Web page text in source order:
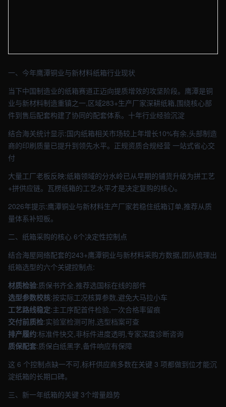
一、今年鹰潭铜业与新材料纸箱行业现状
当下中国制造业的纸箱赛道正迈向提质增效的攻坚阶段。鹰潭是铜
业与新材料制造重镇之一,区域283+生产厂家深耕纸箱,围绕核心部
件到售后配套构建了协同的配套体系。十年行业经验沉淀
结合海关统计显示:国内纸箱相关市场较上年增长10%有余,头部制造
商的印刷质量已提升到领先水平。正规资质合规经营 一站式省心交
付
大量工厂老板反映:纸箱领域的分水岭已从早期的铺货升级为拼工艺
+拼供应链。瓦楞纸箱的工艺水平才是决定复购的核心。
2026年提示:鹰潭铜业与新材料生产厂家若稳住纸箱订单,推荐从质
量体系补短板。
二、纸箱采购的核心 6个决定性控制点
结合海屋网络配套的243+鹰潭铜业与新材料采购方数据,团队梳理出
纸箱选型的六个关键控制点:
材质检验:质保书齐全,推荐选国标在线的部件
选型参数校核:按实际工况核算参数,避免大马拉小车
工艺路线稳定:主工序配首件检验,一次合格率留痕
交付前质检:实验室检测可附,选型档案可查
排产履约:标准件快交,非标件进度透明,专家深度诊断咨询
质保配套:质保白纸黑字,备件响应有保障
这 6 个控制点缺一不可,标杆供应商多数在关键 3 项都做到位才能沉
淀纸箱的长期口碑。
三、新一年纸箱的关键 3个增量趋势